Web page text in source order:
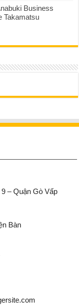
Business
Takamatsu
– Quận Gò Vấp
Bàn